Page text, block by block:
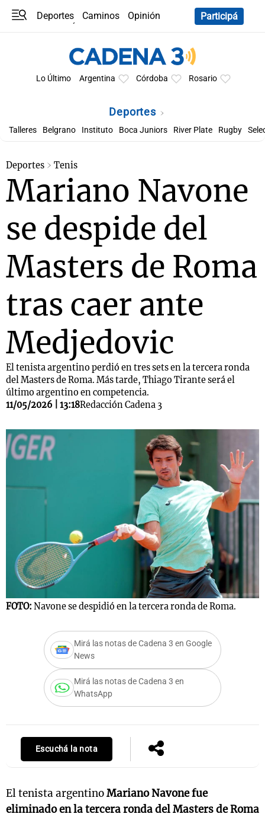
Deportes Caminos
Opinión
Participá
Lo Último Argentina Córdoba Rosario
Deportes
Talleres Belgrano Instituto Boca Juniors River Plate Rugby
Deportes Tenis
Mariano Navone
se despide del
Masters de Roma
tras caer ante
Medjedovic
El tenista argentino perdió en tres sets en la tercera ronda
del Masters de Roma. Más tarde, Thiago Tirante será el
último argentino en competencia.
11/05/2026 | 13:18Redacción Cadena 3
FOTO: Navone se despidió en la tercera ronda de Roma.
Mirá las notas de Cadena 3 en Google
News
Mirá las notas de Cadena 3 en
WhatsApp
Escuchá la nota
El tenista argentinoMariano Navone fue
eliminado en la tercera ronda del Masters de Roma
Notas
Notas
La Sole en